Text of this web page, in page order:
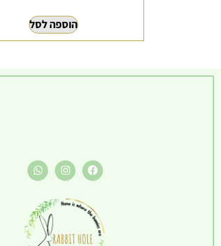
הוספה לסל